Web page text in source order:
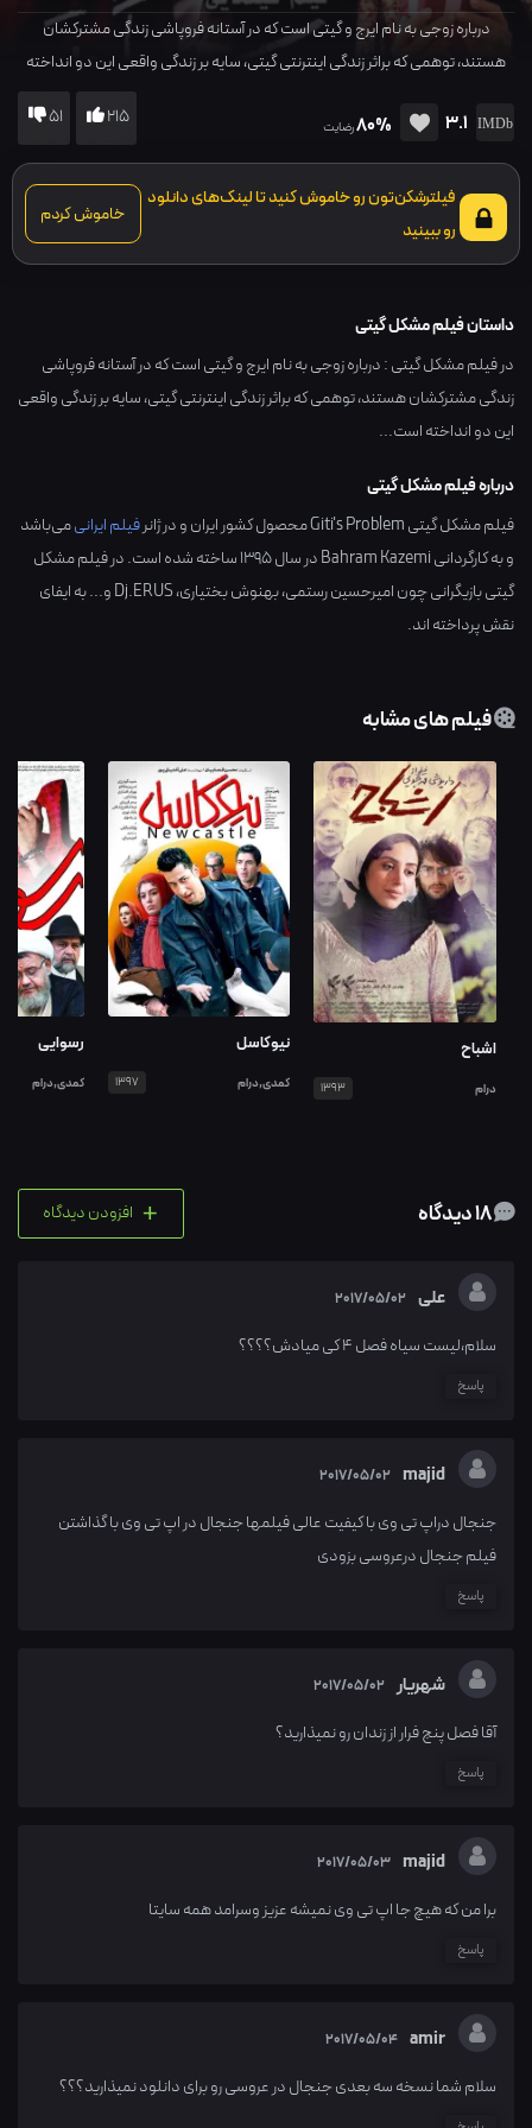
درباره زوجی به نام ایرج و گیتی است که در آستانه فروپاشی زندگی مشترکشان
هستند، توهمی که براثر زندگی اینترنتی گیتی، سایه بر زندگی واقعی این دو انداخته
3.1
80%رضایت 215
51
فیلترشکن‌تون رو خاموش کنید تا لینک‌های دانلود
رو ببینید
خاموش کردم
داستان فیلم مشکل گیتی
در فیلم مشکل گیتی : درباره زوجی به نام ایرج و گیتی است که در آستانه فروپاشی
زندگی مشترکشان هستند، توهمی که براثر زندگی اینترنتی گیتی، سایه بر زندگی واقعی
این دو انداخته است...
درباره فیلم مشکل گیتی
فیلم مشکل گیتی Giti's Problem محصول کشور ایرانو در ژانرفیلم ایرانیمی‌باشد
و به کارگردانیBahram Kazemiدر سال1395ساخته شده است. در فیلم مشکل
گیتی بازیگرانی چونامیرحسین رستمی،بهنوش بختیاری،Dj.ERUSو... به ایفای
نقش پرداخته اند.
فیلم های مشابه
اشباح
درام 1393
نیوکاسل
کمدی,درام 1397
رسوایی
کمدی,درام
+ افزودن دیدگاه
علی 2017/05/02
سلام،لیست سیاه فصل ۴ کی میادش؟؟؟؟
پاسخ
majid
2017/05/02
جنجال دراپ تی وی با کیفیت عالی فیلمها جنجال در اپ تی وی با گذاشتن
فیلم جنجال درعروسی بزودی
پاسخ
شهریار 2017/05/02
آقا فصل پنج فرار از زندان رو نمیذارید؟
پاسخ
majid
2017/05/03
برا من که هیچ جا اپ تی وی نمیشه عزیز وسرامد همه سایتا
پاسخ
amir
2017/05/04
سلام شما نسخه سه بعدی جنجال در عروسی رو برای دانلود نمیذارید؟؟؟